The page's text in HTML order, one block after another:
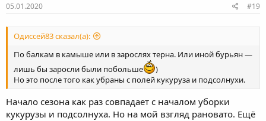
05.01.2020 #19
Одиссей83 сказал(а):
По балкам в камыше или в зарослях терна. Или иной бурьян —
лишь бы заросли были побольше
)
Но это после того как убраны с полей кукуруза и подсолнухи.
Начало сезона как раз совпадает с началом уборки
кукурузы и подсолнуха. Но на мой взгляд рановато. Ещё